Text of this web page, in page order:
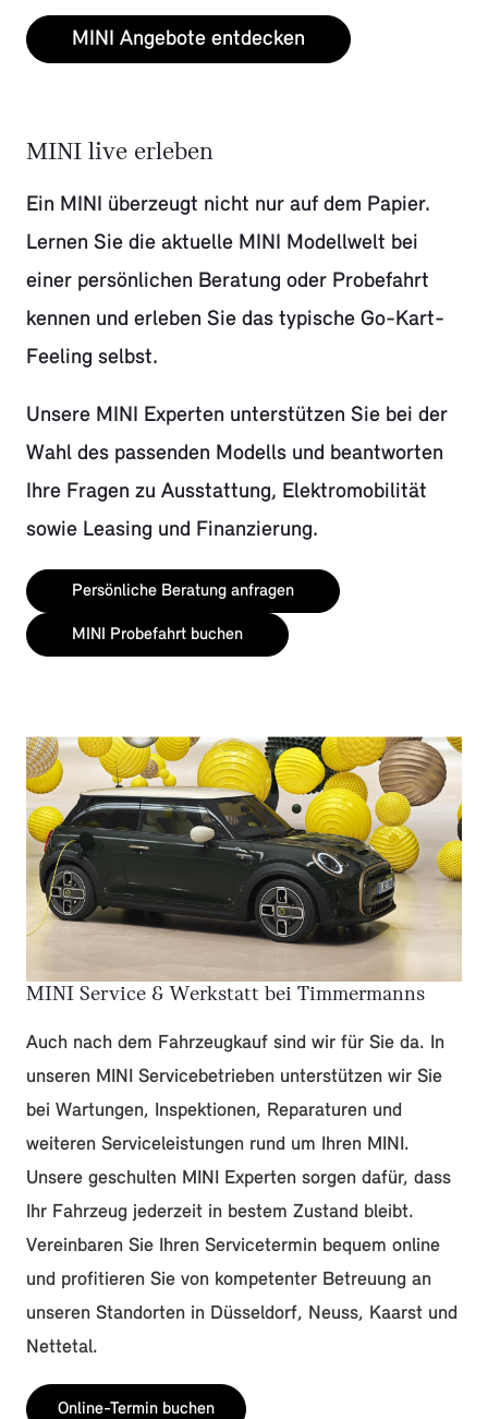
MINI Angebote entdecken
MINI live erleben
Ein MINI überzeugt nicht nur auf dem Papier.
Lernen Sie die aktuelle MINI Modellwelt bei
einer persönlichen Beratung oder Probefahrt
kennen und erleben Sie das typische Go-Kart-
Feeling selbst.
Unsere MINI Experten unterstützen Sie bei der
Wahl des passenden Modells und beantworten
Ihre Fragen zu Ausstattung, Elektromobilität
sowie Leasing und Finanzierung.
Persönliche Beratung anfragen
MINI Probefahrt buchen
MINI Service & Werkstatt bei Timmermanns
Auch nach dem Fahrzeugkauf sind wir für Sie da. In
unseren MINI Servicebetrieben unterstützen wir Sie
bei Wartungen, Inspektionen, Reparaturen und
weiteren Serviceleistungen rund um Ihren MINI.
Unsere geschulten MINI Experten sorgen dafür, dass
Ihr Fahrzeug jederzeit in bestem Zustand bleibt.
Vereinbaren Sie Ihren Servicetermin bequem online
und profitieren Sie von kompetenter Betreuung an
unseren Standorten in Düsseldorf, Neuss, Kaarst und
Nettetal.
Online-Termin buchen